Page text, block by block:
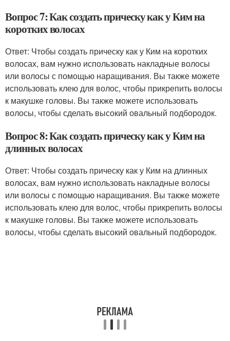
Вопрос 7: Как создать прическу как у Ким на
коротких волосах
Ответ: Чтобы создать прическу как у Ким на коротких
волосах, вам нужно использовать накладные волосы
или волосы с помощью наращивания. Вы также можете
использовать клею для волос, чтобы прикрепить волосы
к макушке головы. Вы также можете использовать
волосы, чтобы сделать высокий овальный подбородок.
Вопрос 8: Как создать прическу как у Ким на
длинных волосах
Ответ: Чтобы создать прическу как у Ким на длинных
волосах, вам нужно использовать накладные волосы
или волосы с помощью наращивания. Вы также можете
использовать клею для волос, чтобы прикрепить волосы
к макушке головы. Вы также можете использовать
волосы, чтобы сделать высокий овальный подбородок.